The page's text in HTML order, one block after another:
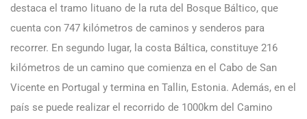
destaca el tramo lituano de la ruta del Bosque Báltico, que
cuenta con 747 kilómetros de caminos y senderos para
recorrer. En segundo lugar, la costa Báltica, constituye 216
kilómetros de un camino que comienza en el Cabo de San
Vicente en Portugal y termina en Tallin, Estonia. Además, en el
país se puede realizar el recorrido de 1000km del Camino